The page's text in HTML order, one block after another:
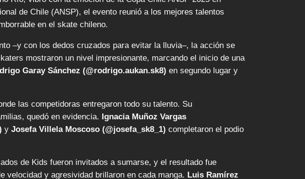
de Chile (ANSP), el evento reunió a los mejores talentos
en el skate chileno.
–y con los dedos cruzados para evitar la lluvia–, la acción se
mostraron un nivel impresionante, marcando el inicio de una
Garay Sánchez (@rodrigo.aukan.sk8) en segundo lugar y
las competidoras entregaron todo su talento. Su
quedó en evidencia. Ignacia Muñoz Vargas
y Josefa Villela Moscoso (@josefa_sk8_1) completaron el podio
de Kids fueron invitados a sumarse, y el resultado fue
velocidad y agresividad brillaron en cada manga. Luis Ramírez